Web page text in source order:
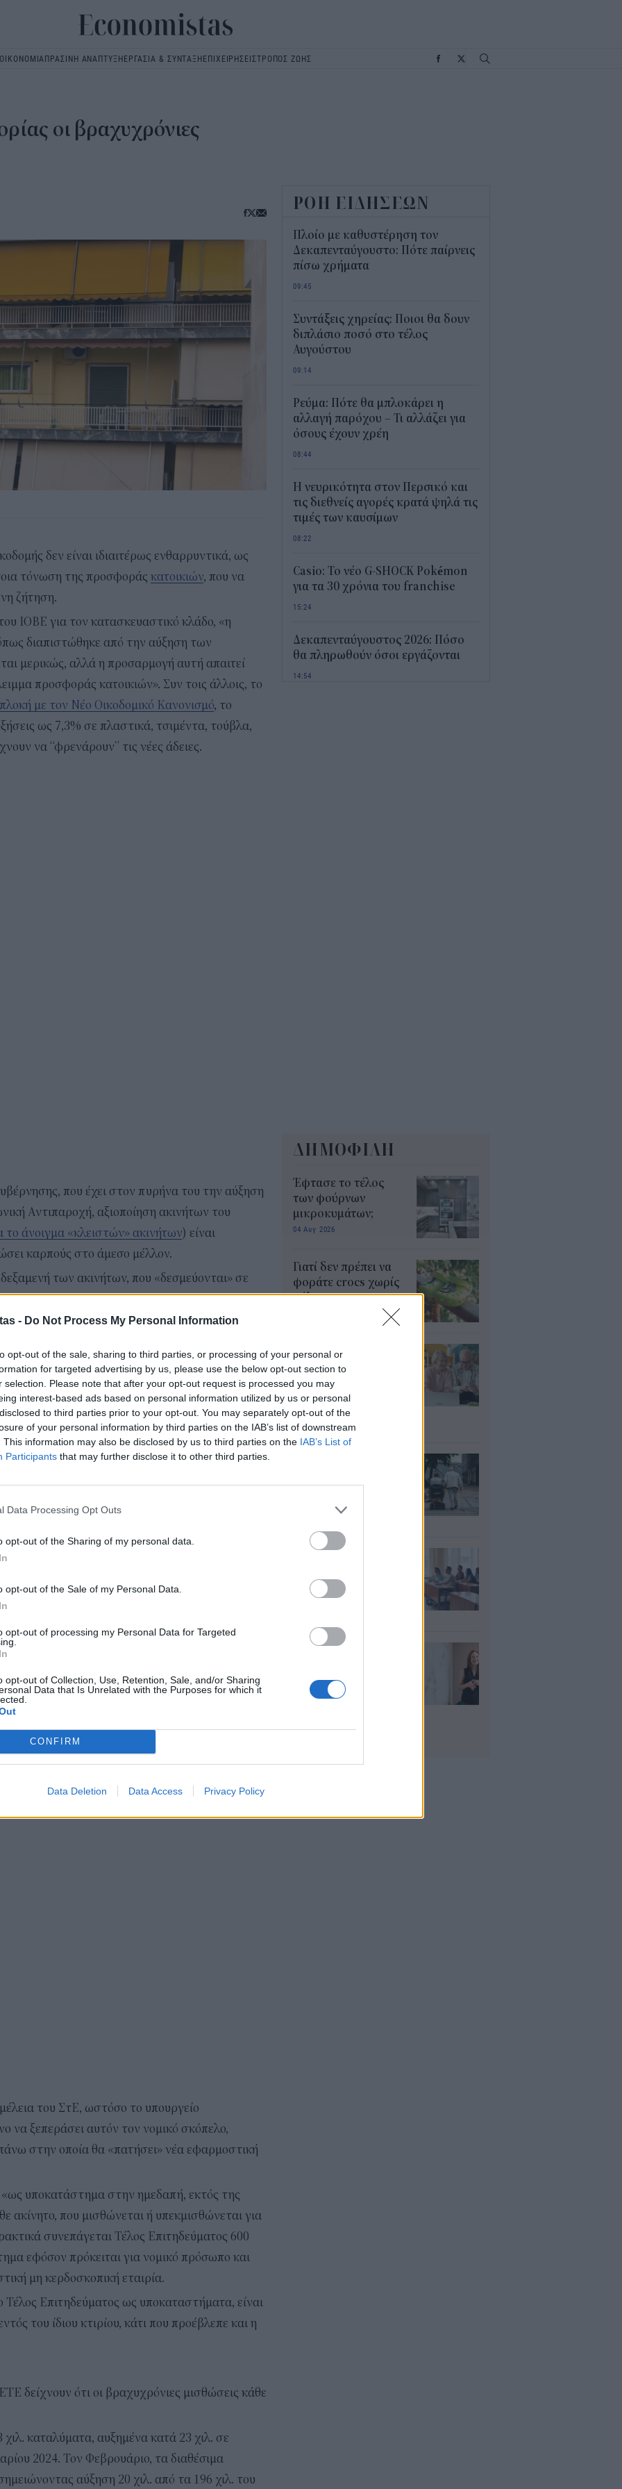
- Do Not Process My Personal Information
opt-out of the sale, sharing to third parties, or processing of your personal or
for targeted advertising by us, please use the below opt-out section to
selection. Please note that after your opt-out request is processed you may
interest-based ads based on personal information utilized by us or personal
to third parties prior to your opt-out. You may separately opt-out of the
of your personal information by third parties on the IAB’s list of downstream
This information may also be disclosed by us to third parties on the IAB’s List of
Participants that may further disclose it to other third parties.
Data Processing Opt Outs
opt-out of the Sharing of my personal data.
opt-out of the Sale of my Personal Data.
opt-out of processing my Personal Data for Targeted
opt-out of Collection, Use, Retention, Sale, and/or Sharing
Data that Is Unrelated with the Purposes for which it
CONFIRM
Data Deletion Data Access Privacy Policy
ΟΙΚΟΝΟΜΙΑΠΡΑΣΙΝΗ ΑΝΑΠΤΥΞΗΕΡΓΑΣΙΑ & ΣΥΝΤΑΞΗΕΠΙΧΕΙΡΗΣΕΙΣΤΡΟΠΟΣ ΖΩΗΣ
οι βραχυχρόνιες
δεν είναι ιδιαιτέρως ενθαρρυντικά, ως
τόνωση της προσφοράς κατοικιών, που να
ζήτηση.
ΙΟΒΕ για τον κατασκευαστικό κλάδο, «η
διαπιστώθηκε από την αύξηση των
μερικώς, αλλά η προσαρμογή αυτή απαιτεί
προσφοράς κατοικιών». Συν τοις άλλοις, το
με τον Νέο Οικοδομικό Κανονισμό, το
ως 7,3% σε πλαστικά, τσιμέντα, τούβλα,
να “φρενάρουν” τις νέες άδειες.
που έχει στον πυρήνα του την αύξηση
Αντιπαροχή, αξιοποίηση ακινήτων του
το άνοιγμα «κλειστών» ακινήτων) είναι
καρπούς στο άμεσο μέλλον.
των ακινήτων, που «δεσμεύονται» σε
τα απαγορευτικά και τα φορολογικά
επιτελείο, δεν δείχνουν ικανά να
Ήδη, το ερώτημα που πλανάται είναι αν η
μοντέλα απαγόρευσης ή δραστικού
Airbnb, που εφαρμόζουν χώρες ή πόλεις στην
επίσης, από κρίση στέγης.
βραχυχρόνιες μισθώσεις (ειδικές
απαγορευτικό σε συγκεκριμένες
το Φθινόπωρο, ωστόσο μια διάταξη που
Κώδικα, δίνει το στίγμα των προθέσεων.
η ΑΑΔΕ (2024/2024) όρισε μεταξύ άλλων ότι
διαθέτει 3 ή περισσότερα ακίνητα σε
με Τέλος Επιτηδεύματος για κάθε ακίνητο
υποκαταστήματα. Μετά από προσφυγή, το Β’
επιβολή αυτοτελούς φόρου σε κάθε ακίνητο,
εγκύκλιο, που στερείται κανονιστικού
και ακυρωτέα.
του ΣτΕ, ωστόσο το υπουργείο
να ξεπεράσει αυτόν τον νομικό σκόπελο,
στην οποία θα «πατήσει» νέα εφαρμοστική
υποκατάστημα στην ημεδαπή, εκτός της
ακίνητο, που μισθώνεται ή υπεκμισθώνεται για
συνεπάγεται Τέλος Επιτηδεύματος 600
εφόσον πρόκειται για νομικό πρόσωπο και
μη κερδοσκοπική εταιρία.
Επιτηδεύματος ως υποκαταστήματα, είναι
του ίδιου κτιρίου, κάτι που προέβλεπε και η
δείχνουν ότι οι βραχυχρόνιες μισθώσεις κάθε
καταλύματα, αυξημένα κατά 23 χιλ. σε
2024. Τον Φεβρουάριο, τα διαθέσιμα
αύξηση 20 χιλ. από τα 196 χιλ. του
ΡΟΗ ΕΙΔΗΣΕΩΝ
Πλοίο με καθυστέρηση τον
Δεκαπενταύγουστο: Πότε παίρνεις
πίσω χρήματα
09:45
Συντάξεις χηρείας: Ποιοι θα δουν
διπλάσιο ποσό στο τέλος
Αυγούστου
09:14
Ρεύμα: Πότε θα μπλοκάρει η
αλλαγή παρόχου – Τι αλλάζει για
όσους έχουν χρέη
08:44
Η νευρικότητα στον Περσικό και
τις διεθνείς αγορές κρατά ψηλά τις
τιμές των καυσίμων
08:22
Casio: Το νέο G-SHOCK Pokémon
για τα 30 χρόνια του franchise
15:24
Δεκαπενταύγουστος 2026: Πόσο
θα πληρωθούν όσοι εργάζονται
14:54
ΔΗΜΟΦΙΛΗ
Έφτασε το τέλος
των φούρνων
μικροκυμάτων;
04 Αυγ 2026
Γιατί δεν πρέπει να
φοράτε crocs χωρίς
κάλτσα
Συντάξεις: Ποιοι
μπορεί να λάβουν
αναδρομικά έως
20.000 ευρώ – Τι
πρέπει να ελέγξουν
04 Αυγ 2026
ευρώ στη σύνταξη
αιτήσεις για 5.017
μόνιμους διορισμούς
Διορισμοί
Πότε βγαίνουν τα
ονόματα και τι
οι υποψήφιοι